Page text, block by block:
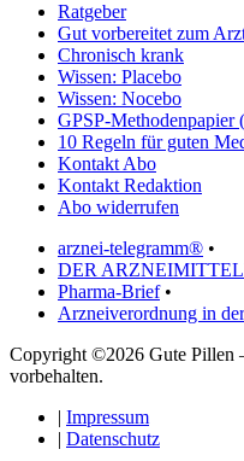
Ratgeber
Gut vorbereitet zum
Chronisch krank
Wissen: Placebo
Wissen: Nocebo
GPSP-Methodenpapier
10 Regeln für guten
Kontakt Abo
Kontakt Redaktion
Abo widerrufen
arznei-telegramm® •
DER
Pharma-Brief•
Arzneiverordnung in
Copyright ©2026 Gute Pillen
vorbehalten.
| Impressum
| Datenschutz